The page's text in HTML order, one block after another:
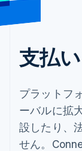
支払
プラットフ
ーバルに拡
設したり、
せん。